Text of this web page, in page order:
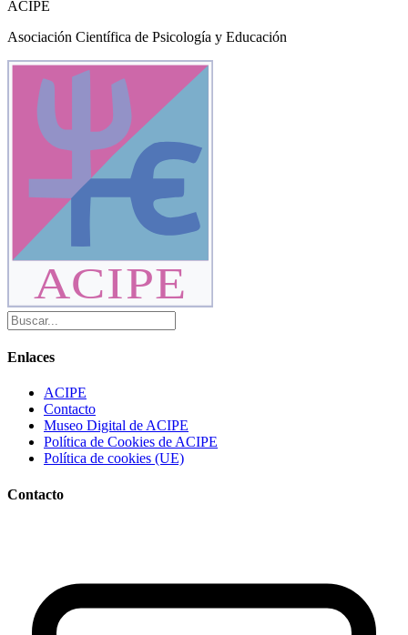
de
entradas
ACIPE
Asociación Científica de Psicología y Educación
ACIPE
Enlaces
ACIPE
Contacto
Museo Digital de ACIPE
Política de Cookies de ACIPE
Política de cookies (UE)
Contacto